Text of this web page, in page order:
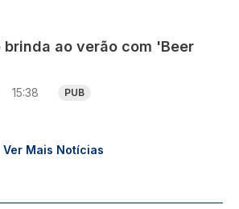
brinda ao verão com 'Beer
15:38 PUB
Ver Mais Notícias